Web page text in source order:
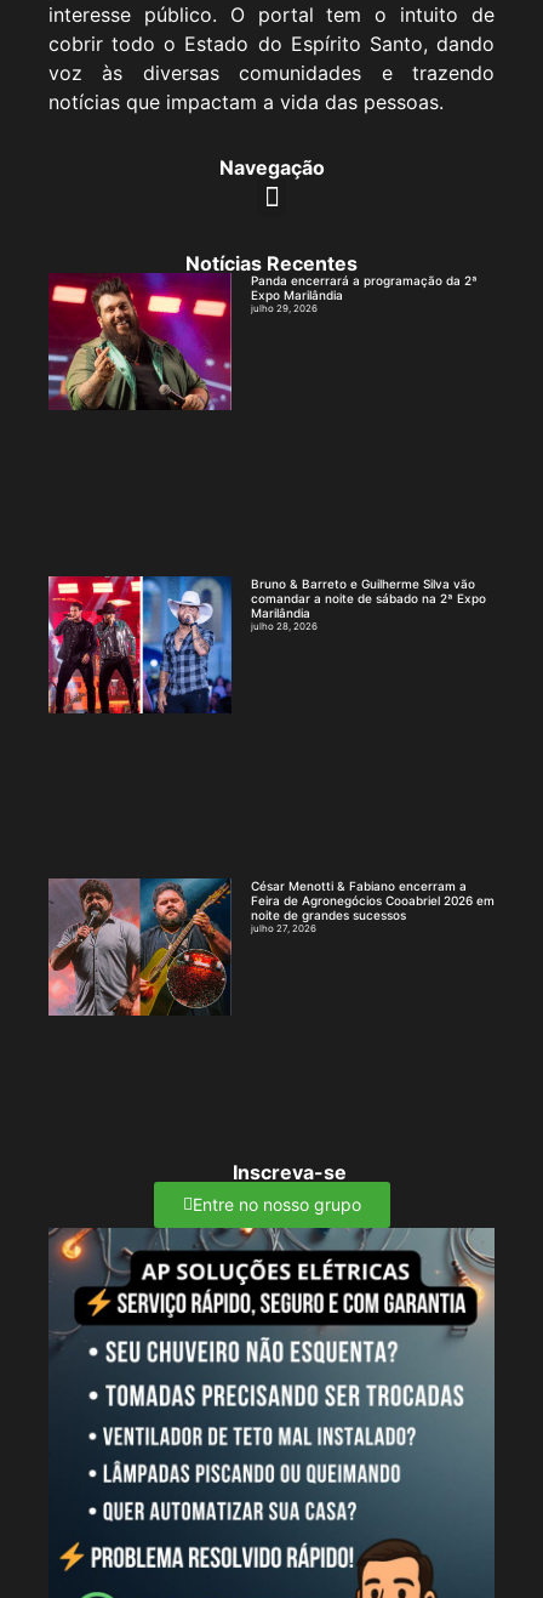
interesse público. O portal tem o intuito de
cobrir todo o Estado do Espírito Santo, dando
voz às diversas comunidades e trazendo
notícias que impactam a vida das pessoas.
Navegação
Notícias Recentes
Panda encerrará a programação da 2ª
Expo Marilândia
julho 29, 2026
Bruno & Barreto e Guilherme Silva vão
comandar a noite de sábado na 2ª Expo
Marilândia
julho 28, 2026
César Menotti & Fabiano encerram a
Feira de Agronegócios Cooabriel 2026 em
noite de grandes sucessos
julho 27, 2026
Inscreva-se
Entre no nosso grupo